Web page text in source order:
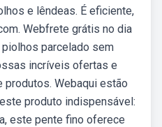
e lêndeas. É eficiente,
Webfrete grátis no dia
parcelado sem
incríveis ofertas e
Webaqui estão
produto indispensável:
este pente fino oferece